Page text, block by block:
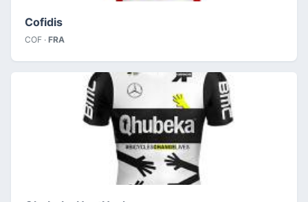
Cofidis
COF · FRA